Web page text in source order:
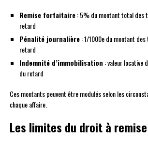
Remise forfaitaire: 5% du montant total des
retard
Pénalité journalière: 1/1000e du montant
retard
Indemnité d’immobilisation : valeur locative
du retard
Ces montants peuvent être modulés selon les
chaque affaire.
Les limites du droit à remise